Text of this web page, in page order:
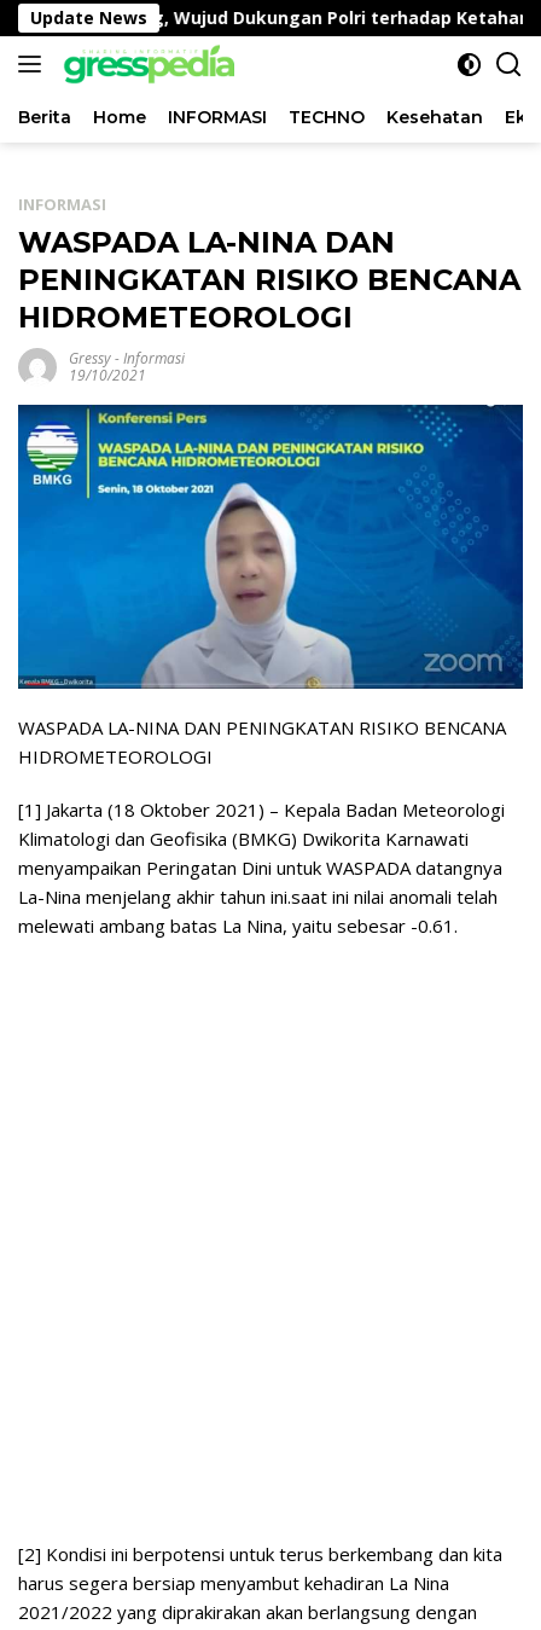
Langsung
ke
konten
Update NewsWujud Dukungan Polri terhadap Ketahanan
Berita Home INFORMASI TECHNO Kesehatan
INFORMASI
WASPADA LA-NINA DAN
PENINGKATAN RISIKO BENCANA
HIDROMETEOROLOGI
Gressy-Informasi
19/10/2021
WASPADA LA-NINA DAN PENINGKATAN RISIKO BENCANA
HIDROMETEOROLOGI
[1] Jakarta (18 Oktober 2021) – Kepala Badan Meteorologi
Klimatologi dan Geofisika (BMKG) Dwikorita Karnawati
menyampaikan Peringatan Dini untuk WASPADA datangnya
La-Nina menjelang akhir tahun ini.saat ini nilai anomali telah
melewati ambang batas La Nina, yaitu sebesar -0.61.
[2] Kondisi ini berpotensi untuk terus berkembang dan kita
harus segera bersiap menyambut kehadiran La Nina
2021/2022 yang diprakirakan akan berlangsung dengan